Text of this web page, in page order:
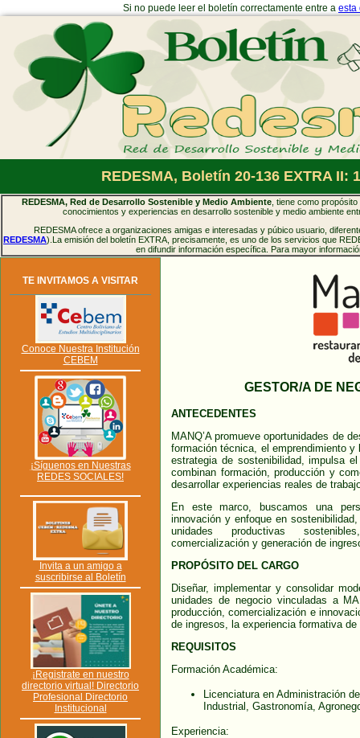
Si no puede leer el boletín correctamente entre a esta
REDESMA, Boletín 20-136 EXTRA II:
REDESMA, Red de Desarrollo Sostenible y Medio Ambiente , tiene como
conocimientos y experiencias en desarrollo sostenible y medio ambiente
REDESMA ofrece a organizaciones amigas e interesadas y púbico usuario,
REDESMA).La emisión del boletín EXTRA, precisamente, es uno de los servicios que
en difundir información específica. Para mayor
TE INVITAMOS A VISITAR
Conoce Nuestra Institución
CEBEM
¡Síguenos en Nuestras
REDES SOCIALES!
Invita a un amigo a
suscribirse al Boletín
¡Registrate en nuestro
directorio virtual! Directorio
Profesional Directorio
Institucional
GESTOR/A DE
ANTECEDENTES
MANQ’A promueve oportunidades de
formación técnica, el emprendimiento
estrategia de sostenibilidad, impulsa
combinan formación, producción y
desarrollar experiencias reales de
En este marco, buscamos una
innovación y enfoque en
unidades productivas
comercialización y generación de
PROPÓSITO DEL CARGO
Diseñar, implementar y consolidar
unidades de negocio vinculadas a
producción, comercialización e
de ingresos, la experiencia formativa
REQUISITOS
Formación Académica:
Licenciatura en Administración
Industrial, Gastronomía,
Experiencia: